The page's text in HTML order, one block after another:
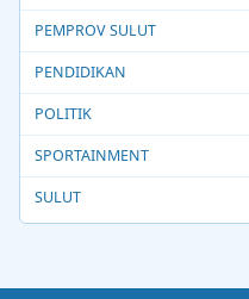
PEMPROV SULUT
PENDIDIKAN
POLITIK
SPORTAINMENT
SULUT